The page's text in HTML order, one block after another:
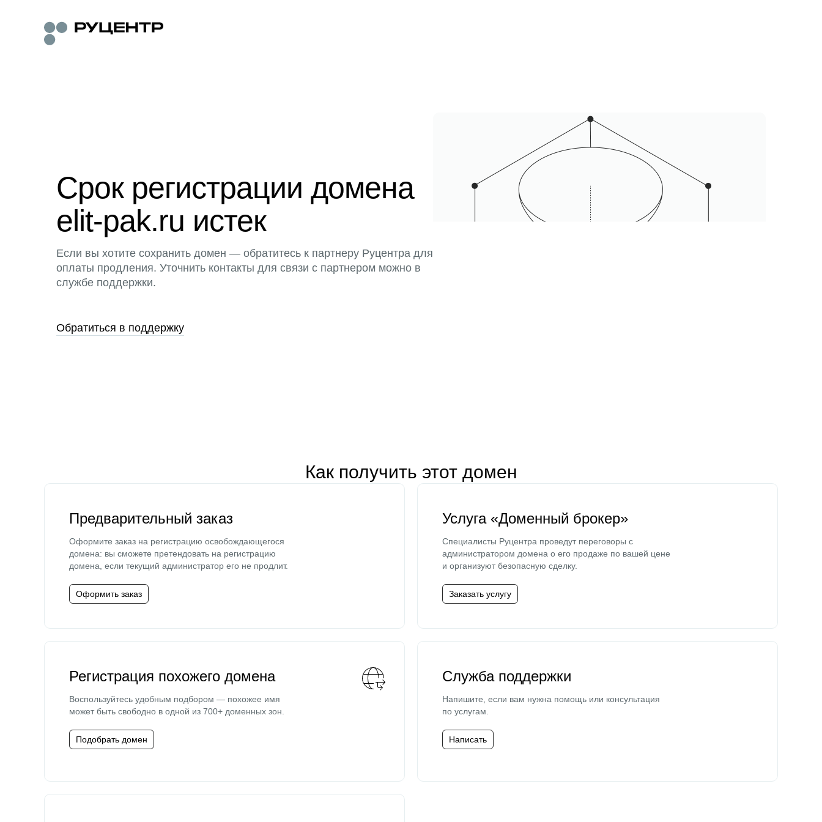
Срок регистрации домена
elit-pak.ru истек
Если вы хотите сохранить домен — обратитесь к партнеру Руцентра для
оплаты продления. Уточнить контакты для связи с партнером можно в
службе поддержки.
Обратиться в поддержку
Как получить этот домен
Предварительный заказ
Оформите заказ на регистрацию освобождающегося
домена: вы сможете претендовать на регистрацию
домена, если текущий администратор его не продлит.
Оформить заказ
Услуга «Доменный брокер»
Специалисты Руцентра проведут переговоры с
администратором домена о его продаже по вашей цене
и организуют безопасную сделку.
Заказать услугу
Регистрация похожего домена
Воспользуйтесь удобным подбором — похожее имя
может быть свободно в одной из 700+ доменных зон.
Подобрать домен
Служба поддержки
Напишите, если вам нужна помощь или консультация
по услугам.
Написать